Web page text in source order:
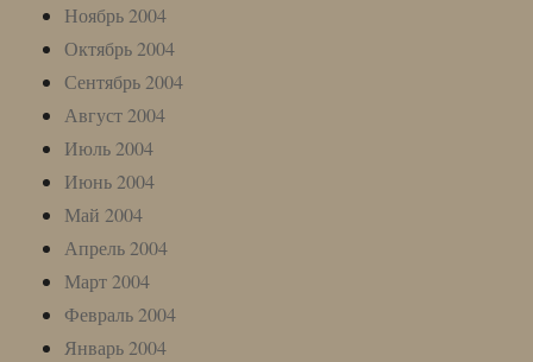
Ноябрь 2004
Октябрь 2004
Сентябрь 2004
Август 2004
Июль 2004
Июнь 2004
Май 2004
Апрель 2004
Март 2004
Февраль 2004
Январь 2004